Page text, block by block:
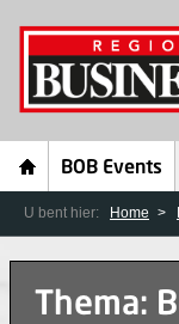
BOB Events
U bent hier: Home
Thema: